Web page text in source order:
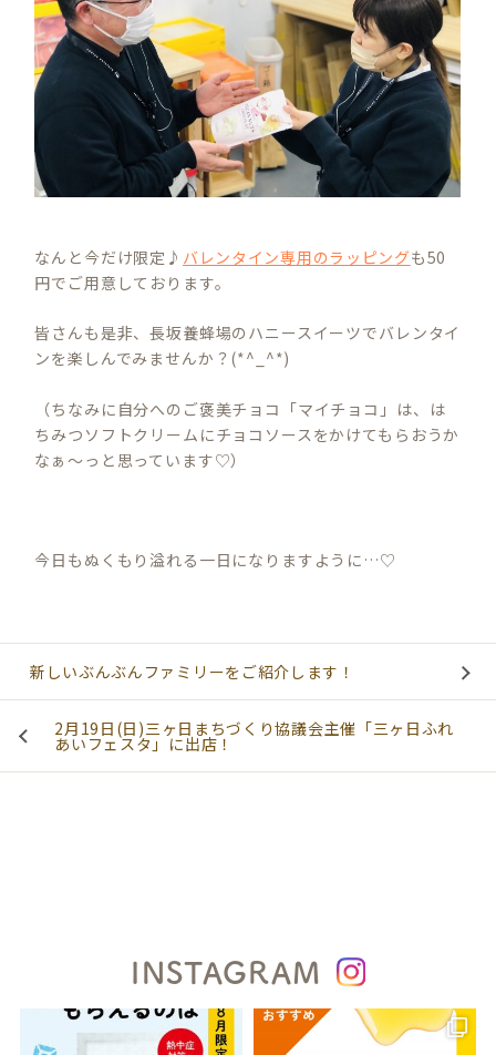
なんと今だけ限定♪ バレンタイン専用のラッピングも50
円でご用意しております。
皆さんも是非、長坂養蜂場のハニースイーツでバレンタイ
ンを楽しんでみませんか？(*^_^*)
（ちなみに自分へのご褒美チョコ「マイチョコ」は、は
ちみつソフトクリームにチョコソースをかけてもらおうか
なぁ～っと思っています♡）
今日もぬくもり溢れる一日になりますように…♡
新しいぶんぶんファミリーをご紹介します！
2月19日(日)三ヶ日まちづくり協議会主催「三ヶ日ふれ
あいフェスタ」に出店！
INSTAGRAM